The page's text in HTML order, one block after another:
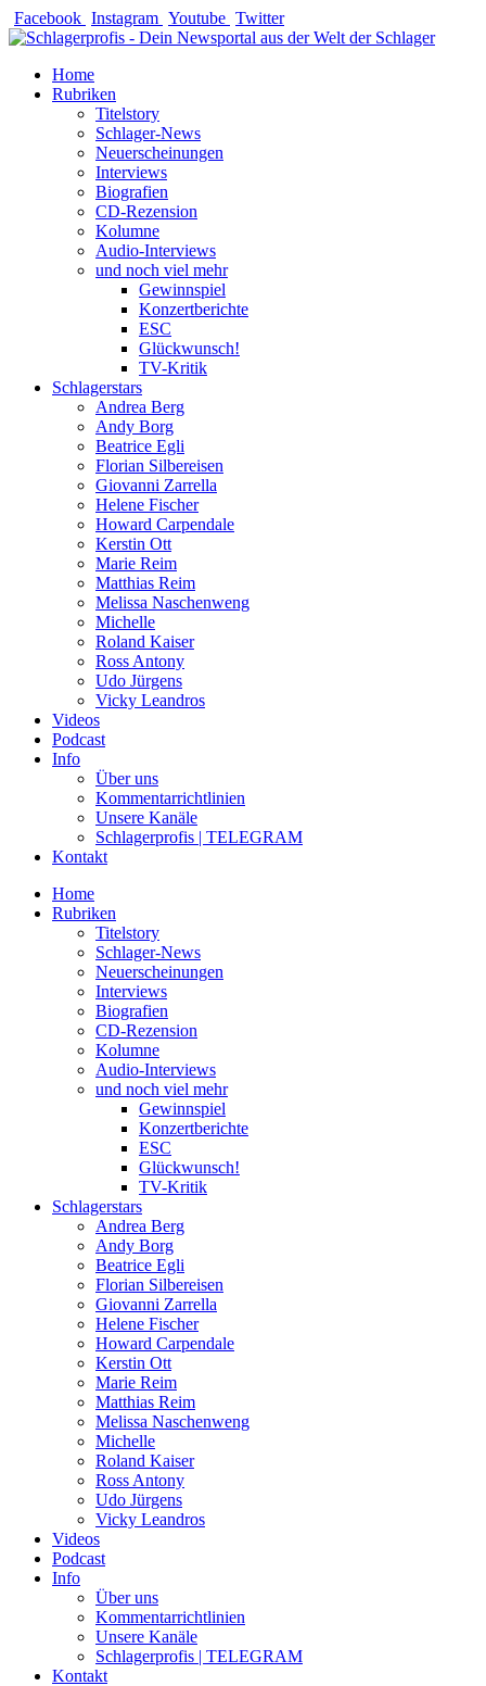
Zum
Inhalt
Facebook Instagram Youtube Twitter
Home
Rubriken
Titelstory
Schlager-News
Neuerscheinungen
Interviews
Biografien
CD-Rezension
Kolumne
Audio-Interviews
und noch viel mehr
Gewinnspiel
Konzertberichte
ESC
Glückwunsch!
TV-Kritik
Schlagerstars
Andrea Berg
Andy Borg
Beatrice Egli
Florian Silbereisen
Giovanni Zarrella
Helene Fischer
Howard Carpendale
Kerstin Ott
Marie Reim
Matthias Reim
Melissa Naschenweng
Michelle
Roland Kaiser
Ross Antony
Udo Jürgens
Vicky Leandros
Videos
Podcast
Info
Über uns
Kommentarrichtlinien
Unsere Kanäle
Schlagerprofis | TELEGRAM
Kontakt
Home
Rubriken
Titelstory
Schlager-News
Neuerscheinungen
Interviews
Biografien
CD-Rezension
Kolumne
Audio-Interviews
und noch viel mehr
Gewinnspiel
Konzertberichte
ESC
Glückwunsch!
TV-Kritik
Schlagerstars
Andrea Berg
Andy Borg
Beatrice Egli
Florian Silbereisen
Giovanni Zarrella
Helene Fischer
Howard Carpendale
Kerstin Ott
Marie Reim
Matthias Reim
Melissa Naschenweng
Michelle
Roland Kaiser
Ross Antony
Udo Jürgens
Vicky Leandros
Videos
Podcast
Info
Über uns
Kommentarrichtlinien
Unsere Kanäle
Schlagerprofis | TELEGRAM
Kontakt